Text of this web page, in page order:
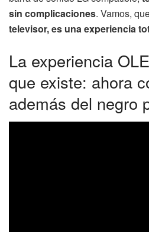
sin complicaciones. Vamos,
televisor, es una experiencia
La experiencia
que existe: ahora
además del negro